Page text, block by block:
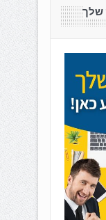
שלך